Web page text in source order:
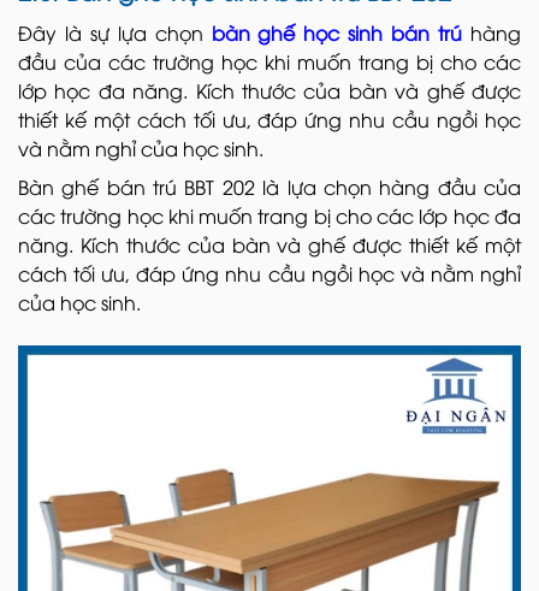
Đây là sự lựa chọn bàn ghế học sinh bán trú hàng
đầu của các trường học khi muốn trang bị cho các
lớp học đa năng. Kích thước của bàn và ghế được
thiết kế một cách tối ưu, đáp ứng nhu cầu ngồi học
và nằm nghỉ của học sinh.
Bàn ghế bán trú BBT 202 là lựa chọn hàng đầu của
các trường học khi muốn trang bị cho các lớp học đa
năng. Kích thước của bàn và ghế được thiết kế một
cách tối ưu, đáp ứng nhu cầu ngồi học và nằm nghỉ
của học sinh.